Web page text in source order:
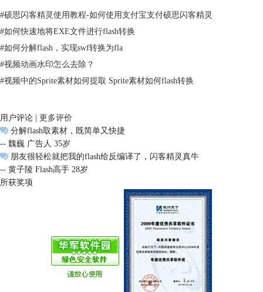
文件的导出路径，设置图片的属性，最后点击“确定”。
#硕思闪客精灵使用教程-如何使用支付宝支付硕思闪客精灵
#如何快速地将EXE文件进行flash转换
#如何分解flash，实现swf转换为fla
#视频动画水印怎么去除？
#视频中的Sprite素材如何提取 Sprite素材如何flash转换
用户评论 | 更多评价
分解flash取素材，既简单又快捷
-- 魏巍 广告人 35岁
朋友很轻松就把我的flash给反编译了，闪客精灵真牛
-- 黄子陵 Flash高手 28岁
所获奖项